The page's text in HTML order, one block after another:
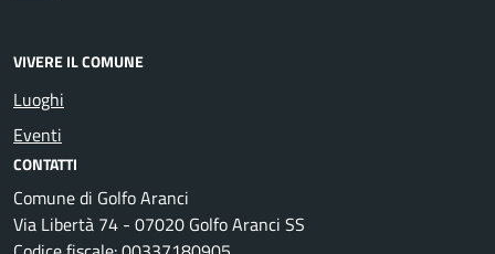
VIVERE IL COMUNE
Luoghi
Eventi
CONTATTI
Comune di Golfo Aranci
Via Libertà 74 - 07020 Golfo Aranci SS